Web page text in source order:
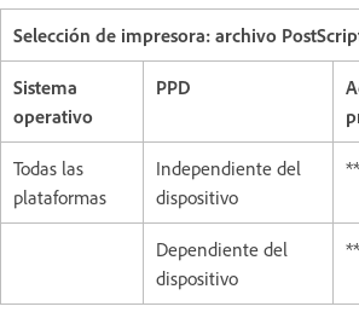
Selección de impresora: archivo
Sistema
operativo
PPD
Todas las
plataformas
Independiente del
dispositivo
Dependiente del
dispositivo